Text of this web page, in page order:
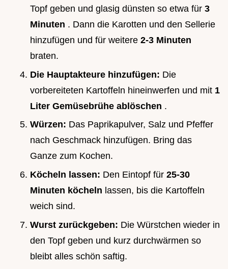
Topf geben und glasig dünsten so etwa für 3
Minuten . Dann die Karotten und den Sellerie
hinzufügen und für weitere 2-3 Minuten
braten.
Die Hauptakteure hinzufügen: Die
vorbereiteten Kartoffeln hineinwerfen und mit 1
Liter Gemüsebrühe ablöschen .
Würzen: Das Paprikapulver, Salz und Pfeffer
nach Geschmack hinzufügen. Bring das
Ganze zum Kochen.
Köcheln lassen: Den Eintopf für 25-30
Minuten köcheln lassen, bis die Kartoffeln
weich sind.
Wurst zurückgeben: Die Würstchen wieder in
den Topf geben und kurz durchwärmen so
bleibt alles schön saftig.